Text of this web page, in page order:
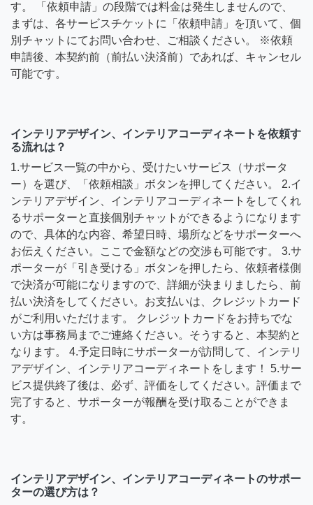
す。 「依頼申請」の段階では料金は発生しませんので、
まずは、各サービスチケットに「依頼申請」を頂いて、個
別チャットにてお問い合わせ、ご相談ください。 ※依頼
申請後、本契約前（前払い決済前）であれば、キャンセル
可能です。
インテリアデザイン、インテリアコーディネートを依頼す
る流れは？
1.サービス一覧の中から、受けたいサービス（サポータ
ー）を選び、「依頼相談」ボタンを押してください。 2.イ
ンテリアデザイン、インテリアコーディネートをしてくれ
るサポーターと直接個別チャットができるようになります
ので、具体的な内容、希望日時、場所などをサポーターへ
お伝えください。ここで金額などの交渉も可能です。 3.サ
ポーターが「引き受ける」ボタンを押したら、依頼者様側
で決済が可能になりますので、詳細が決まりましたら、前
払い決済をしてください。お支払いは、クレジットカード
がご利用いただけます。 クレジットカードをお持ちでな
い方は事務局までご連絡ください。そうすると、本契約と
なります。 4.予定日時にサポーターが訪問して、インテリ
アデザイン、インテリアコーディネートをします！ 5.サー
ビス提供終了後は、必ず、評価をしてください。評価まで
完了すると、サポーターが報酬を受け取ることができま
す。
インテリアデザイン、インテリアコーディネートのサポー
ターの選び方は？